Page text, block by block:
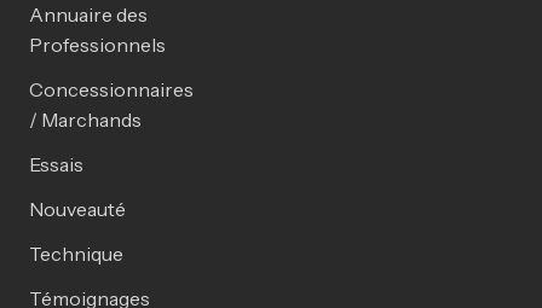
Annuaire des
Professionnels
Concessionnaires
/ Marchands
Essais
Nouveauté
Technique
Témoignages